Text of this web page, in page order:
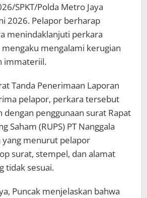
SPKT/Polda Metro Jaya
2026. Pelapor berharap
menindaklanjuti perkara
mengalami kerugian
immateriil.
Tanda Penerimaan Laporan
pelapor, perkara tersebut
dengan penggunaan surat Rapat
Saham (RUPS) PT Nanggala
yang menurut pelapor
surat, stempel, dan alamat
tidak sesuai.
Puncak menjelaskan bahwa